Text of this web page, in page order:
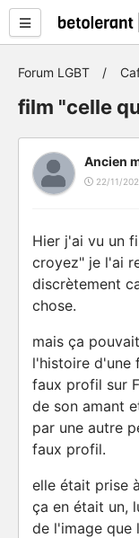
Forum LGBT
film "celle
Ancien
22/11/
Hier j'ai vu un
croyez" je l'ai
discrètement
chose.
mais ça
l'histoire d'une
faux profil sur
de son amant
par une autre
faux profil.
elle était prise
ça en était un,
de l'image que